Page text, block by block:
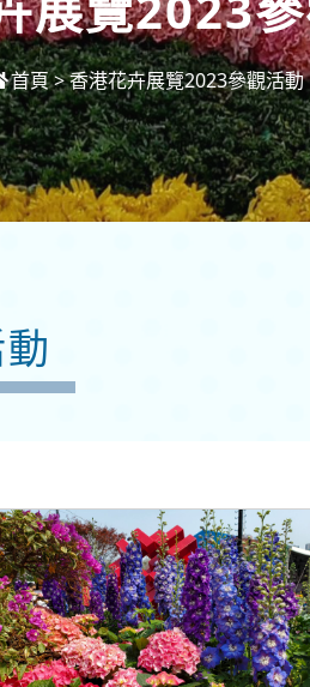
首頁>香港花卉展覽2023參觀活動